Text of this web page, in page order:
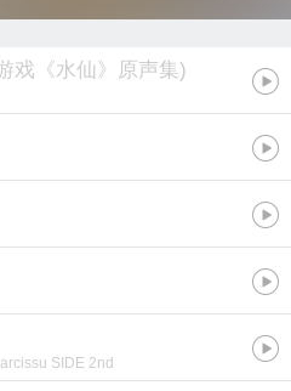
戏《水仙》原声集)
SIDE 2nd